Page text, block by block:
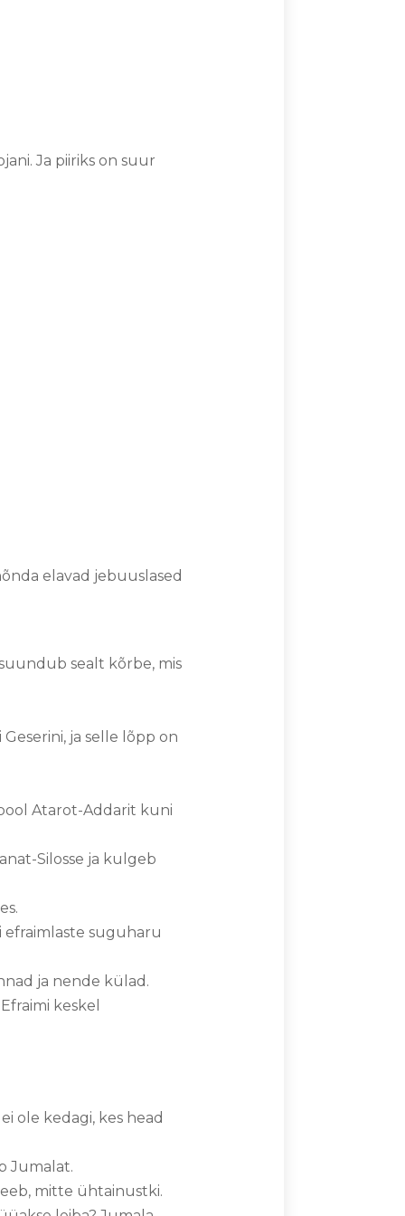
Ja piiriks on suur
elavad jebuuslased
sealt kõrbe, mis
ja selle lõpp on
Atarot-Addarit kuni
Silosse ja kulgeb
efraimlaste suguharu
ja nende külad.
keskel
ole kedagi, kes head
Jumalat.
mitte ühtainustki.